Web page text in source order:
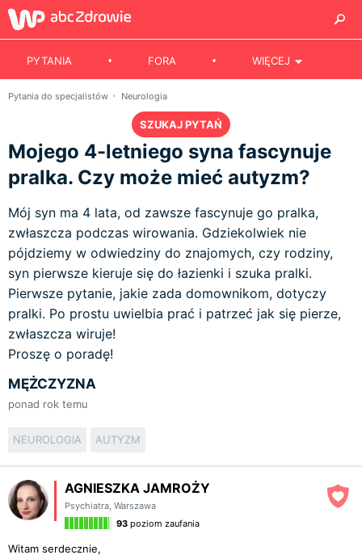
PYTANIA FORA WIĘCEJ
Pytania do specjalistów Neurologia
SZUKAJ PYTAŃ
Mojego 4-letniego syna fascynuje
pralka. Czy może mieć autyzm?
Mój syn ma 4 lata, od zawsze fascynuje go pralka,
zwłaszcza podczas wirowania. Gdziekolwiek nie
pójdziemy w odwiedziny do znajomych, czy rodziny,
syn pierwsze kieruje się do łazienki i szuka pralki.
Pierwsze pytanie, jakie zada domownikom, dotyczy
pralki. Po prostu uwielbia prać i patrzeć jak się pierze,
zwłaszcza wiruje!
Proszę o poradę!
MĘŻCZYZNA
ponad rok temu
NEUROLOGIA AUTYZM
AGNIESZKA JAMROŻY
Psychiatra, Warszawa
93 poziom zaufania
Witam serdecznie,